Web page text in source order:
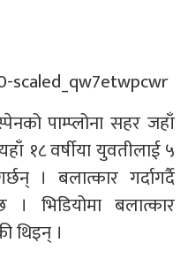
पाम्प्लोना सहर जहाँ
१८ वर्षीया युवतीलाई ५
। बलात्कार गर्दागर्दै
। भिडियोमा बलात्कार
थिइन् ।